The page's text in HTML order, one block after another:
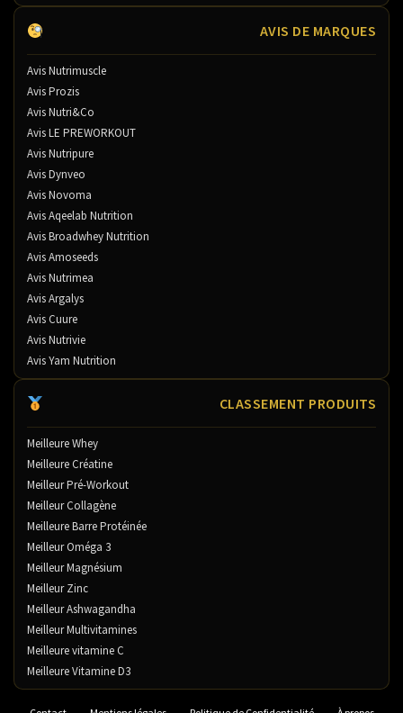
AVIS DE MARQUES
Avis Nutrimuscle
Avis Prozis
Avis Nutri&Co
Avis LE PREWORKOUT
Avis Nutripure
Avis Dynveo
Avis Novoma
Avis Aqeelab Nutrition
Avis Broadwhey Nutrition
Avis Amoseeds
Avis Nutrimea
Avis Argalys
Avis Cuure
Avis Nutrivie
Avis Yam Nutrition
CLASSEMENT PRODUITS
Meilleure Whey
Meilleure Créatine
Meilleur Pré-Workout
Meilleur Collagène
Meilleure Barre Protéinée
Meilleur Oméga 3
Meilleur Magnésium
Meilleur Zinc
Meilleur Ashwagandha
Meilleur Multivitamines
Meilleure vitamine C
Meilleure Vitamine D3